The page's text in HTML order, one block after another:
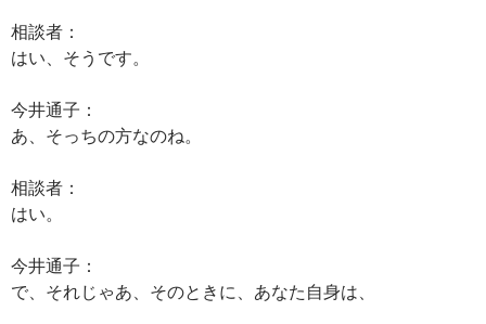
相談者：
はい、そうです。
今井通子：
あ、そっちの方なのね。
相談者：
はい。
今井通子：
で、それじゃあ、そのときに、あなた自身は、